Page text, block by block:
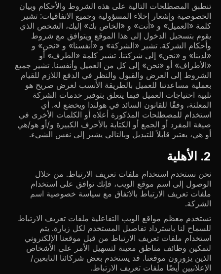
تنطبق المصطلحات التالية على هذه الشروط والأحكام وبيان
الخصوصية وإشعار إخلاء المسؤولية وجميع الاتفاقيات: تشير
كلمة «العميل» و «أنت» و «الخاص بك» إليك، الشخص الذي
يقوم بتسجيل الدخول إلى هذا الموقع ويتوافق مع شروط
وأحكام الشركة. تشير «الشركة» و «أنفسنا» و «نحن» و
«لدينا» و «نحن» إلى شركتنا. تشير كلمة «الطرف» أو
«الأطراف» أو «نحن» إلى كل من العميل وأنفسنا. تشير جميع
الشروط إلى العرض والقبول والنظر في الدفع اللازم للقيام
بعملية مساعدتنا للعميل بالطريقة الأنسب لغرض صريح هو
تلبية احتياجات العميل فيما يتعلق بتوفير خدمات الشركة
المعلنة، وفقًا للقانون السائد في هولندا ويخضع له. أي
استخدام للمصطلحات المذكورة أعلاه أو الكلمات الأخرى في
صيغة المفرد أو الجمع أو الكتابة بالأحرف الكبيرة و/أو هو/هي
أو هي، يعتبر قابلاً للتبديل وبالتالي يشير إلى نفس الشيء.
2. الأهلية
نحن نستخدم استخدام ملفات تعريف الارتباط. من خلال
الوصول إلى اسم موقع الويب، فإنك توافق على استخدام
ملفات تعريف الارتباط بالاتفاق مع سياسة خصوصية اسم
الشركة.
تستخدم معظم مواقع الويب التفاعلية ملفات تعريف الارتباط
للسماح لنا باسترداد تفاصيل المستخدم لكل زيارة. يتم
استخدام ملفات تعريف الارتباط من قبل موقعنا الإلكتروني
لتمكين وظائف مناطق معينة لتسهيل الأمر على الأشخاص
الذين يزورون موقعنا. قد يستخدم بعض شركائنا التابعين/
الإعلانيين أيضًا ملفات تعريف الارتباط.